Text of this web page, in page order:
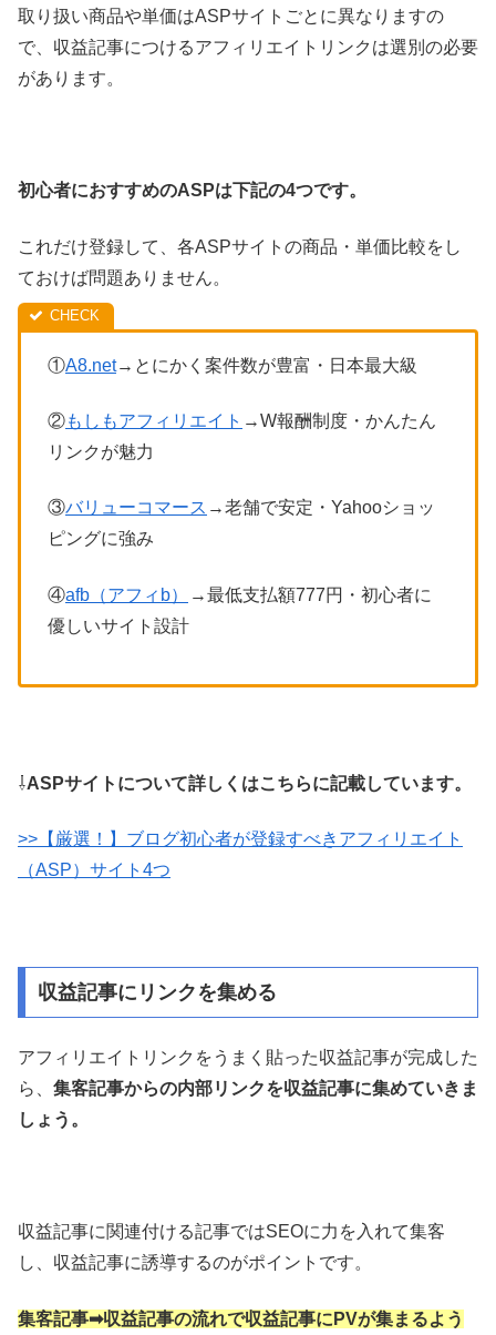
取り扱い商品や単価はASPサイトごとに異なりますの
で、収益記事につけるアフィリエイトリンクは選別の必要
があります。
初心者におすすめのASPは下記の4つです。
これだけ登録して、各ASPサイトの商品・単価比較をし
ておけば問題ありません。
①A8.net→とにかく案件数が豊富・日本最大級
②もしもアフィリエイト →W報酬制度・かんたん
リンクが魅力
③バリューコマース →老舗で安定・Yahooショッ
ピングに強み
④afb（アフィb）
→最低支払額777円・初心者に
優しいサイト設計
⇩ASPサイトについて詳しくはこちらに記載しています。
>>【厳選！】ブログ初心者が登録すべきアフィリエイト
（ASP）サイト4つ
収益記事にリンクを集める
アフィリエイトリンクをうまく貼った収益記事が完成した
ら、 集客記事からの内部リンクを収益記事に集めていきま
しょう。
収益記事に関連付ける記事ではSEOに力を入れて集客
し、収益記事に誘導するのがポイントです。
集客記事➡収益記事の流れで収益記事にPVが集まるよう